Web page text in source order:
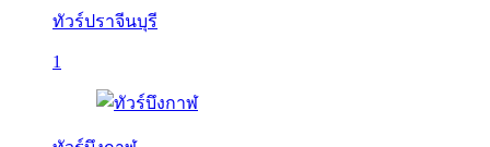
ทัวร์ปราจีนบุรี
1